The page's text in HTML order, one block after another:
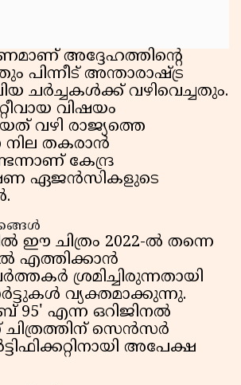
അദ്ദേഹത്തിന്റെ
പിന്നീട് അന്താരാഷ്ട്ര
ചർച്ചകൾക്ക് വഴിവെച്ചതും.
വിഷയം
വഴി രാജ്യത്തെ
നില തകരാൻ
കേന്ദ്ര
ഏജൻസികളുടെ
ഈ ചിത്രം 2022-ൽ തന്നെ
എത്തിക്കാൻ
ശ്രമിച്ചിരുന്നതായി
വ്യക്തമാക്കുന്നു.
95' എന്ന ഒറിജിനൽ
ചിത്രത്തിന് സെൻസർ
അപേക്ഷ